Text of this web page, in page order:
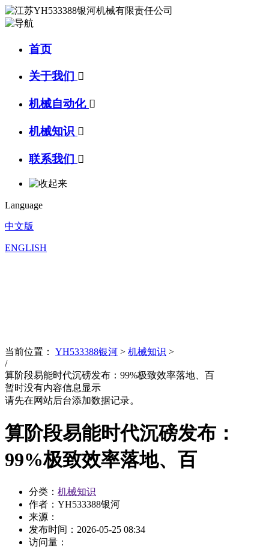
首页
关于我们 
机械自动化 
机械知识 
联系我们 
Language
中文版
ENGLISH
当前位置： YH533388银河 > 机械知识 >
/
算阶段易能时代沉磅发布：99%极致效率落地、百
暂时没有内容信息显示
请先在网站后台添加数据记录。
算阶段易能时代沉磅发布：
99%极致效率落地、百
分类： 机械知识
作者：YH533388银河
来源：
发布时间： 2026-05-25 08:34
访问量：